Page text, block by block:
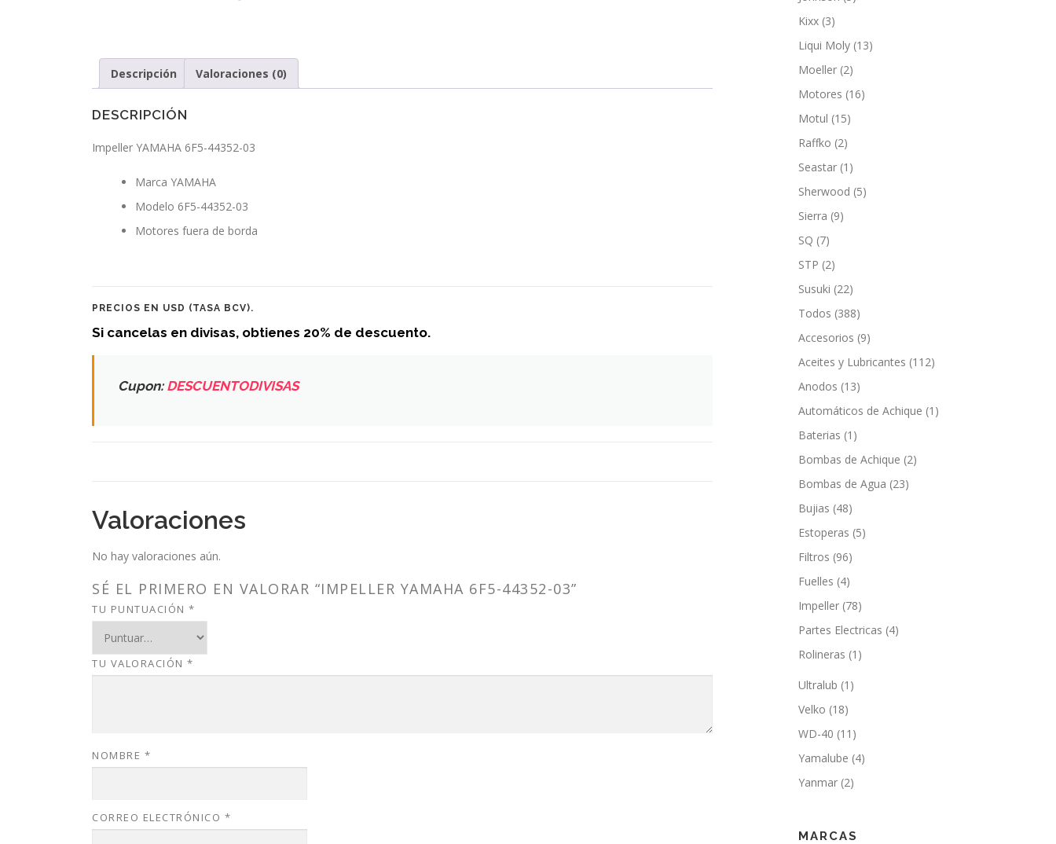
Descripción Valoraciones (0)
DESCRIPCIÓN
Impeller YAMAHA 6F5-44352-03
Marca YAMAHA
Modelo 6F5-44352-03
Motores fuera de borda
PRECIOS EN USD (TASA BCV).
Si cancelas en divisas, obtienes 20% de descuento.
Cupon: DESCUENTODIVISAS
Valoraciones
No hay valoraciones aún.
SÉ EL PRIMERO EN VALORAR “IMPELLER YAMAHA 6F5-44352-03”
TU PUNTUACIÓN *
TU VALORACIÓN *
NOMBRE *
CORREO ELECTRÓNICO *
Kixx (3)
Liqui Moly (13)
Moeller (2)
Motores (16)
Motul (15)
Raffko (2)
Seastar (1)
Sherwood (5)
Sierra (9)
SQ (7)
STP (2)
Susuki (22)
Todos (388)
Accesorios (9)
Aceites y Lubricantes (112)
Anodos (13)
Automáticos de Achique (1)
Baterias (1)
Bombas de Achique (2)
Bombas de Agua (23)
Bujias (48)
Estoperas (5)
Filtros (96)
Fuelles (4)
Impeller (78)
Partes Electricas (4)
Rolineras (1)
Ultralub (1)
Velko (18)
WD-40 (11)
Yamalube (4)
Yanmar (2)
MARCAS